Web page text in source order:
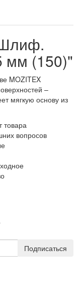
мм (150)"
MOZITEX
–
мягкую основу из
товара
вопросов
Подписаться